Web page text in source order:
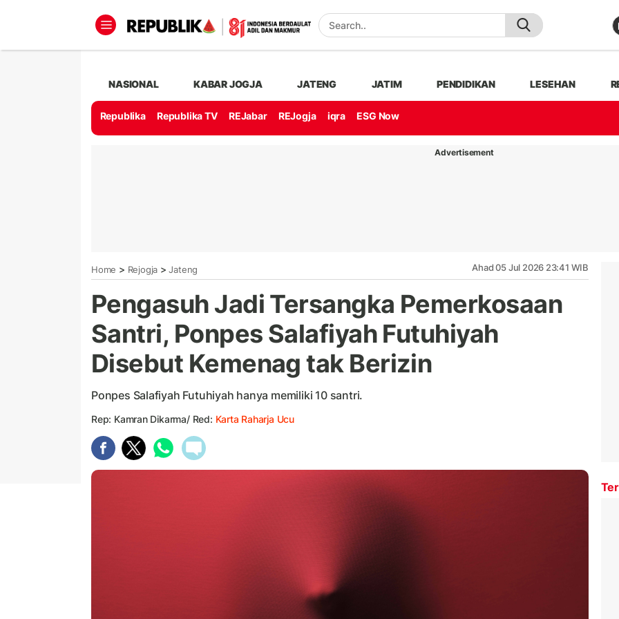
NASIONAL KABAR JOGJA JATENG JATIM PENDIDIKAN LESEHAN
Republika Republika TV REJabar REJogja iqra ESG Now
Advertisement
Home > Rejogja > Jateng Ahad 05 Jul 2026 23:41 WIB
Pengasuh Jadi Tersangka Pemerkosaan
Santri, Ponpes Salafiyah Futuhiyah
Disebut Kemenag tak Berizin
Ponpes Salafiyah Futuhiyah hanya memiliki 10 santri.
Rep: Kamran Dikarma/ Red: Karta Raharja Ucu